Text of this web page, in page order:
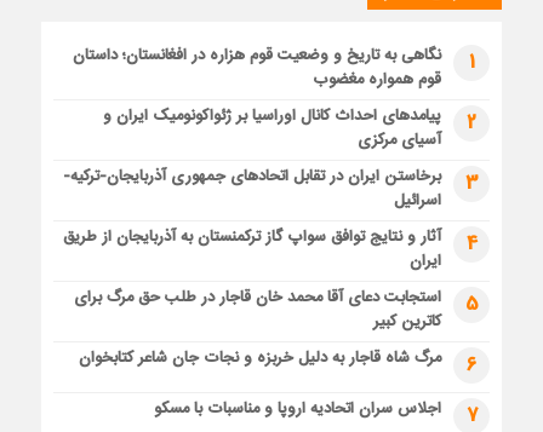
1
نگاهی به تاریخ و وضعیت قوم هزاره در افغانستان؛ داستان
قوم همواره مغضوب
2
پیامدهای احداث کانال اوراسیا بر ژئواکونومیک ایران و
آسیای مرکزی
3
برخاستن ایران در تقابل اتحادهای جمهوری آذربایجان-ترکیه-
اسرائیل
4
آثار و نتایج توافق سواپ گاز ترکمنستان به آذربایجان از طریق
ایران
5
استجابت دعای آقا محمد خان قاجار در طلب حق مرگ برای
کاترین کبیر
6 مرگ شاه قاجار به دلیل خربزه و نجات جان شاعر کتابخوان
7 اجلاس سران اتحادیه اروپا و مناسبات با مسکو